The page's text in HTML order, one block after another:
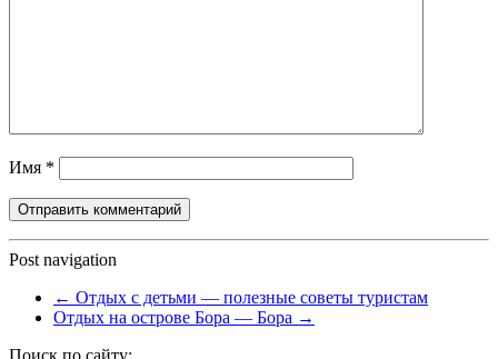
Имя *
Post navigation
← Отдых с детьми — полезные советы туристам
Отдых на острове Бора — Бора →